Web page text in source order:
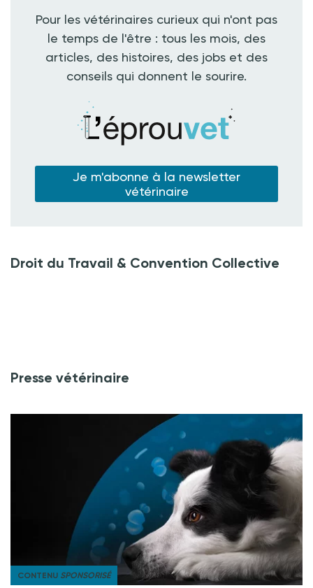
Pour les vétérinaires curieux qui n'ont pas
le temps de l'être : tous les mois, des
articles, des histoires, des jobs et des
conseils qui donnent le sourire.
Je m'abonne à la newsletter
vétérinaire
Droit du Travail & Convention Collective
Presse vétérinaire
CONTENU SPONSORISÉ